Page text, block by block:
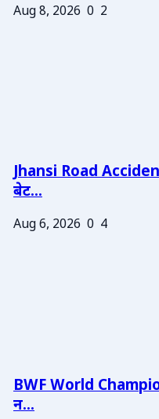
Aug 8, 2026 0 2
Jhansi Road
बेट...
Aug 6, 2026 0 4
BWF World
न...